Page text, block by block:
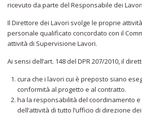
ricevuto da parte del Responsabile dei
Il Direttore dei Lavori svolge le proprie
personale qualificato concordato con il
attività di Supervisione Lavori.
Ai sensi dell’art. 148 del DPR 207/2010, il
cura che i lavori cui è preposto siano
conformità al progetto e al contratto.
ha la responsabilità del coordinamento
dell’attività di tutto l’ufficio di direzione